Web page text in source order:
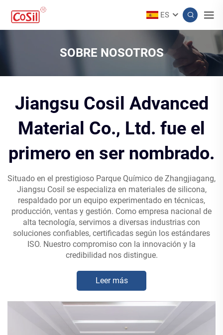
ES
SOBRE NOSOTROS
Jiangsu Cosil Advanced
Material Co., Ltd. fue el
primero en ser nombrado.
Situado en el prestigioso Parque Químico de Zhangjiagang,
Jiangsu Cosil se especializa en materiales de silicona,
respaldado por un equipo experimentado en técnicas,
producción, ventas y gestión. Como empresa nacional de
alta tecnología, servimos a diversas industrias con
soluciones confiables, certificadas según los estándares
ISO. Nuestro compromiso con la innovación y la
credibilidad nos distingue.
Leer más